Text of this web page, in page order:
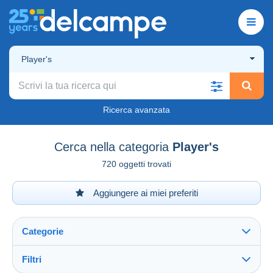
Player's
Ricerca avanzata
Cerca nella categoria Player's
720 oggetti trovati
Aggiungere ai miei preferiti
Categorie
Filtri